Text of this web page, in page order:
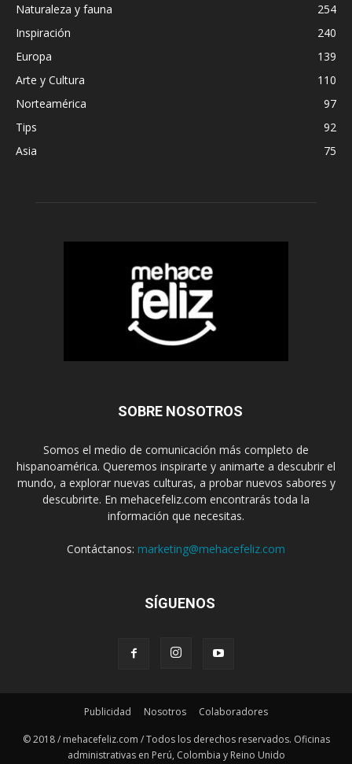
Naturaleza y fauna
254
Inspiración
240
Europa
139
Arte y Cultura
110
Norteamérica
97
Tips
92
Asia
75
SOBRE NOSOTROS
Somos el medio de comunicación más completo de
hispanoamérica. Queremos inspirarte y animarte a descubrir el
mundo, a explorar nuevas culturas, a probar nuevos sabores y
descubrirte. En mehacefeliz.com encontrarás toda la
información que necesitas.
Contáctanos: marketing@mehacefeliz.com
SÍGUENOS
Publicidad Nosotros Colaboradores
© 2018 / mehacefeliz.com / Todos los derechos reservados. Oficinas
administrativas en Perú, Colombia y Reino Unido